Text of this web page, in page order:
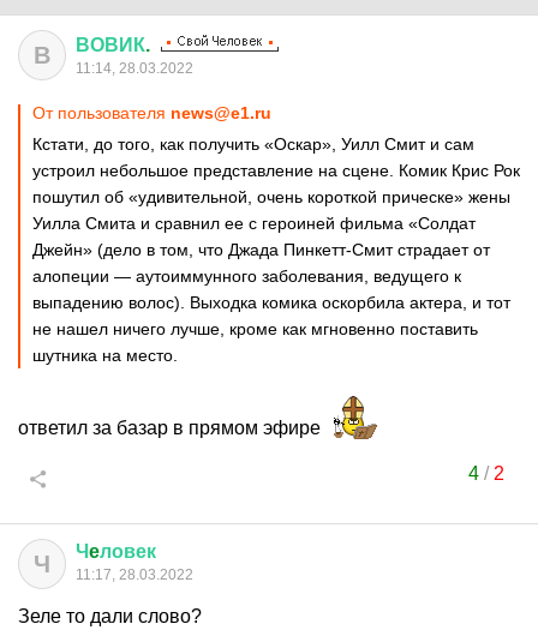
В ВОВИК.
11:14, 28.03.2022
От пользователя news@e1.ru
Кстати, до того, как получить «Оскар», Уилл Смит и сам
устроил небольшое представление на сцене. Комик Крис Рок
пошутил об «удивительной, очень короткой прическе» жены
Уилла Смита и сравнил ее с героиней фильма «Солдат
Джейн» (дело в том, что Джада Пинкетт-Смит страдает от
алопеции — аутоиммунного заболевания, ведущего к
выпадению волос). Выходка комика оскорбила актера, и тот
не нашел ничего лучше, кроме как мгновенно поставить
шутника на место.
ответил за базар в прямом эфире
4/ 2
Ч Чeловек
11:17, 28.03.2022
Зеле то дали слово?